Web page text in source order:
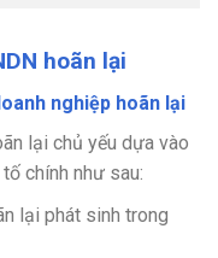
hoãn lại
nghiệp hoãn lại
lại chủ yếu dựa vào
chính như sau:
lại phát sinh trong